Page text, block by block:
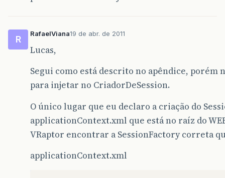
R
RafaelViana19 de abr. de 2011
Lucas,
Segui como está descrito no apêndice, porém
para injetar no CriadorDeSession.
O único lugar que eu declaro a criação do
applicationContext.xml que está no raíz do
VRaptor encontrar a SessionFactory correta
applicationContext.xml